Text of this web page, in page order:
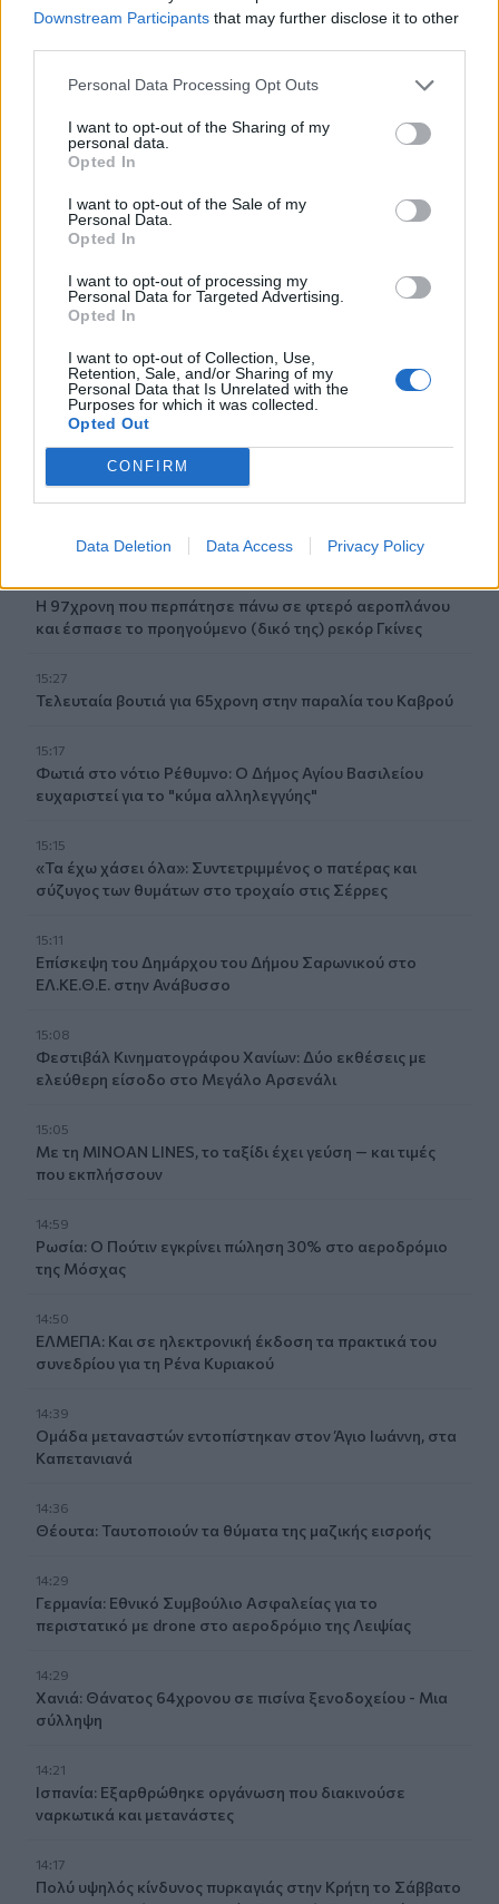
Downstream Participants that may further disclose it to other
Personal Data Processing Opt Outs
I want to opt-out of the Sharing of my
personal data.
Opted In
I want to opt-out of the Sale of my
Personal Data.
Opted In
I want to opt-out of processing my
Personal Data for Targeted Advertising.
Opted In
I want to opt-out of Collection, Use,
Retention, Sale, and/or Sharing of my
Personal Data that Is Unrelated with the
Purposes for which it was collected.
Opted Out
CONFIRM
Data Deletion Data Access Privacy Policy
Γίνε ο ρεπόρτερ του CRETALIVE
ΣΤΕΊΛΕ ΤΗΝ ΕΊΔΗΣΗ
Ροή ειδήσεων
Καστέλλι- Δείτε βίντεο
Πολιτική Προστασία: Νέα εναέρια μέσα και τεχνολογία
15:36
προτεραιότητες της κυβέρνησης»
Η 97χρονη που περπάτησε πάνω σε φτερό αεροπλάνου
και έσπασε το προηγούμενο (δικό της) ρεκόρ Γκίνες
15:27
Τελευταία βουτιά για 65χρονη στην παραλία του Καβρού
15:17
Φωτιά στο νότιο Ρέθυμνο: Ο Δήμος Αγίου Βασιλείου
ευχαριστεί για το "κύμα αλληλεγγύης"
15:15
«Τα έχω χάσει όλα»: Συντετριμμένος ο πατέρας και
σύζυγος των θυμάτων στο τροχαίο στις Σέρρες
15:11
Επίσκεψη του Δημάρχου του Δήμου Σαρωνικού στο
ΕΛ.ΚΕ.Θ.Ε. στην Ανάβυσσο
15:08
Φεστιβάλ Κινηματογράφου Χανίων: Δύο εκθέσεις με
ελεύθερη είσοδο στο Μεγάλο Αρσενάλι
15:05
Με τη MINOAN LINES, το ταξίδι έχει γεύση — και τιμές
που εκπλήσσουν
14:59
Ρωσία: Ο Πούτιν εγκρίνει πώληση 30% στο αεροδρόμιο
της Μόσχας
14:50
ΕΛΜΕΠΑ: Και σε ηλεκτρονική έκδοση τα πρακτικά του
συνεδρίου για τη Ρένα Κυριακού
14:39
Ομάδα μεταναστών εντοπίστηκαν στον Άγιο Ιωάννη, στα
Καπετανιανά
14:36
Θέουτα: Ταυτοποιούν τα θύματα της μαζικής εισροής
14:29
Γερμανία: Εθνικό Συμβούλιο Ασφαλείας για το
περιστατικό με drone στο αεροδρόμιο της Λειψίας
14:29
Χανιά: Θάνατος 64χρονου σε πισίνα ξενοδοχείου - Μια
σύλληψη
14:21
Ισπανία: Εξαρθρώθηκε οργάνωση που διακινούσε
ναρκωτικά και μετανάστες
14:17
Πολύ υψηλός κίνδυνος πυρκαγιάς στην Κρήτη το Σάββατο